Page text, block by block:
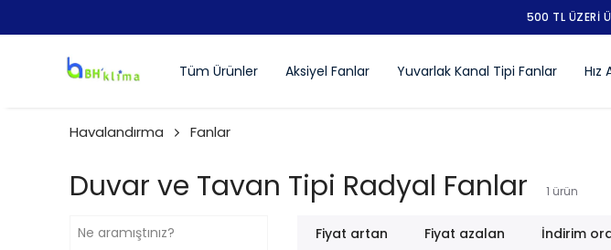
500 TL ÜZERİ
Tüm Ürünler Aksiyel Fanlar Yuvarlak Kanal Tipi Fanlar Hız
Havalandırma Fanlar
Duvar ve Tavan Tipi Radyal Fanlar 1 ürün
Fiyat artan Fiyat azalan İndirim